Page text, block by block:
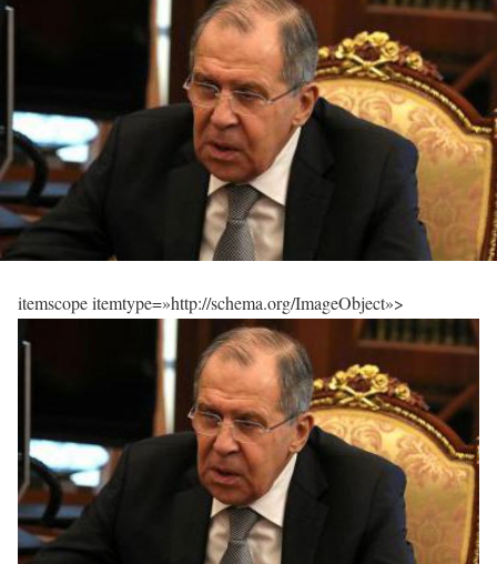
itemscope itemtype=»http://schema.org/ImageObject»>